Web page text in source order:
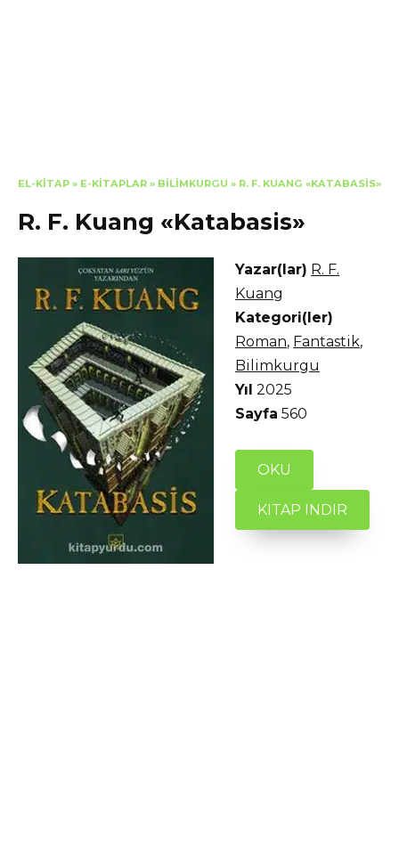
EL-KITAP » E-KITAPLAR » BILIMKURGU » R. F. KUANG «KATABASIS»
R. F. Kuang «Katabasis»
Yazar(lar) R. F.
Kuang
Kategori(ler)
Roman, Fantastik,
Bilimkurgu
Yıl 2025
Sayfa 560
OKU
KITAP INDIR